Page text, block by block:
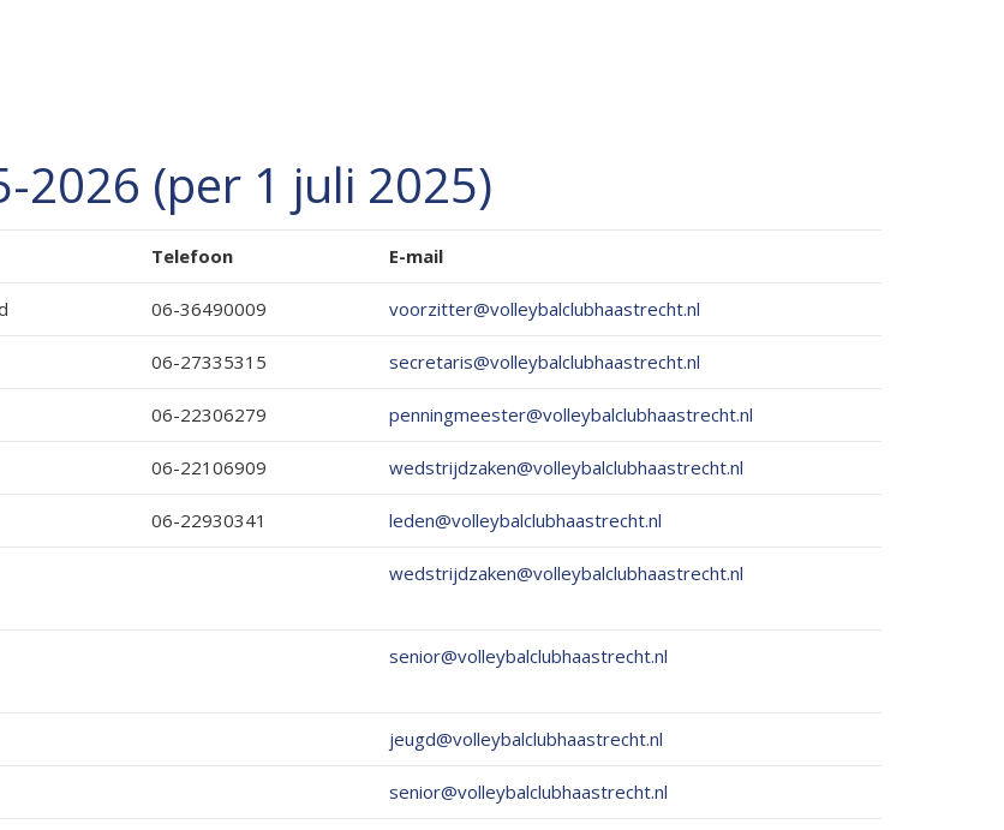
2026 (per 1 juli 2025)
Telefoon E-mail
06-36490009 voorzitter@volleybalclubhaastrecht.nl
06-27335315 secretaris@volleybalclubhaastrecht.nl
06-22306279 penningmeester@volleybalclubhaastrecht.nl
06-22106909 wedstrijdzaken@volleybalclubhaastrecht.nl
06-22930341 leden@volleybalclubhaastrecht.nl
wedstrijdzaken@volleybalclubhaastrecht.nl
senior@volleybalclubhaastrecht.nl
jeugd@volleybalclubhaastrecht.nl
senior@volleybalclubhaastrecht.nl